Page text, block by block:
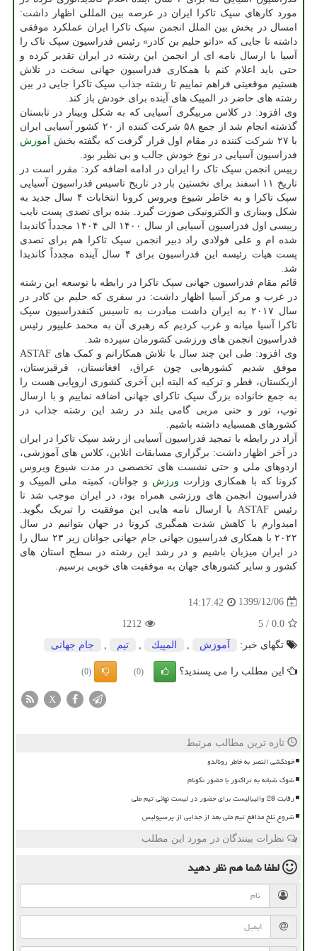
مورد کارهای سپک تاکرا ایران در عرصه بین المللی اظهار داشت:
امسال در بخش بین الملل انجمن سپک تاکرا ایران عملکرد موفقی
داشته تا جایی که «داتو حلیم بن کادر» رئیس فدراسیون سپک تاک را
آسیا با ارسال نامه ای از انجمن این رشته در ایران تقدیر کرده و
حتی باید اعلام کنم با همکاری فدراسیون جهانی سخت در تلاش
هستیم موقعیتی فراهم نماییم تا رشته جذاب سپک تاکرا جایی در بین
رشته های حاضر در المپیک های آینده برای خودش باز کند.
وی افزود: در کلاس مربیگری آسیایی که به شکل وبینار در تابستان
گذشته انجام شد از جمع ۵۸ شرکت کننده از ۲۰ کشور آسیایی ایران
با ۲۷ شرکت کننده در مقام اول قرار گرفت که بگفته بخش
آموزش
فدراسیون آسیایی در نوع خودش جالب و بی نظیر بود.
رییس انجمن سپک تاک را ایران در ادامه اضافه کرد: مقرر است در
تاریخ ۱۱ اسفند برای نخستین بار در تاریخ تاسیس فدراسیون آسیایی
سپک تاکرا و به خاطر شیوع ویروس کرونا انتخابات ۴ سال جدید به
شکل وبیناری و الکترونیکی صورت گیرد. بنده برای تصدی پست نایب
رییسی اول فدراسیون آسیایی از سال ۱۴۰۰ الی ۱۴۰۴ مجدداً کاندیدا
شده ام و علی فولادی راد دبیر انجمن سپک تاکرا هم برای تصدی
پست هیات رئیسه این فدراسیون برای ۴ سال آینده مجدداً کاندیدا
شد.
قائم مقام فدراسیون جهانی سپک تاکرا در رابطه با توسعه این رشته
در غرب و مرکز آسیا اظهار داشت: در سفری که حلیم بن کادر در
سال ۲۰۱۷ به ایران داشت مبادرت به تاسیس کنفدراسیون سپک
تاکرا آسیا میانه و غرب کردیم که رهبری آن به محمد علیپور رئیس
فدراسیون انجمن های ورزشی کشورمان سپرده شد.
وی افزود: طی این چند سال با تلاش همکارانم و کمک های ASTAF
موفق شدیم کشورهایی چون عراق، افغانستان، قرقیزستان،
ازبکستان، قطر و ترکیه که البته این آخری کشوری اروپایی هست را
به جمع خانواده بزرگ سپک تاکرای جهانی اضافه نماییم و با ارسال
توپ، تور و حتی مربی گامی بلند در رشد این رشته جذاب در
کشورهای همسیایه داشته باشیم.
آزاد در رابطه با تمجید فدراسیون آسیایی از رشد سپک تاکرا در ایران
در آخر اظهار داشت: برگزاری مسابقات انلاین، کلاس های آموزشی،
اردوهای ملی و حتی نشست های تخصصی در مدت شیوع ویروس
کرونا که با همکاری وزارت ورزش و جوانان، کمیته ملی المپیک و
فدراسیون انجمن های ورزشی همراه بود، در ایران موجب شد تا
رئیس ASTAF با ارسال نامه هایی این موفقیت را تبریک بگوید.
امیدوارم با کاهش شدت همگیری کرونا در جهان بتوانیم در سال
۲۰۲۲ با همکاری فدراسیون جهانی جام جهانی جوانان زیر ۲۳ سال را
در ایران میزبان باشیم و در رشد این رشته در سطح استان های
کشور و سایر کشورهای جهان به موفقیت های خوبی برسیم.
1399/12/06
14:17:42
0.0
/
5
1212
تگهای خبر:
آموزش المپیك تیم جام جهانی
این مطلب را می پسندید؟ (0)
(0)
X
تازه ترین مطالب مرتبط
خودکشی النصر به خاطر رونالدو
شوک شبانه به تراکتور با حضور نکونام
رقابت 28 والیبالیست برای حضور در لیست نهائی تیم ملی
شروع تلخ مدافع تیم ملی بعد از جدایی از پرسپولیس
نظرات بینندگان در مورد این مطلب
لطفا شما همنظر دهید